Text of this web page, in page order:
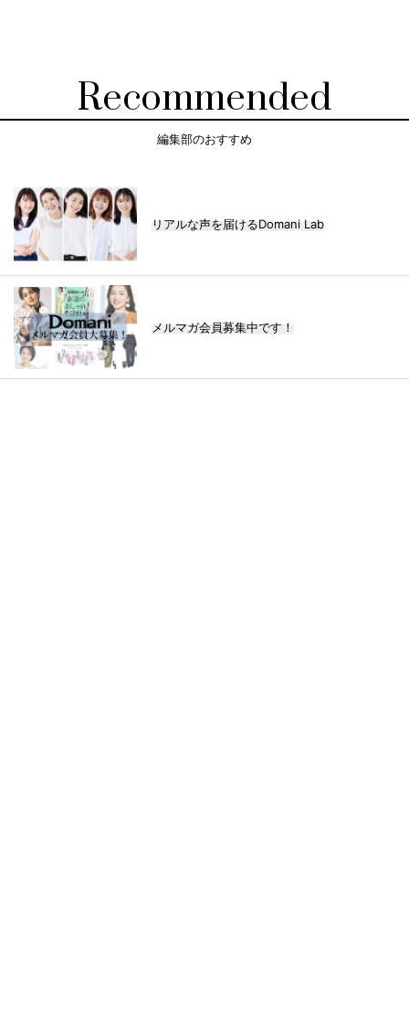
Recommended
編集部のおすすめ
リアルな声を届けるDomani Lab
メルマガ会員募集中です！